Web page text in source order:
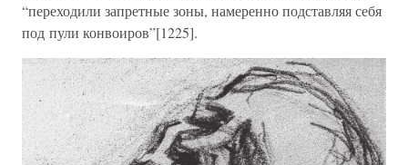
“переходили запретные зоны, намеренно подставляя себя
под пули конвоиров”[1225].